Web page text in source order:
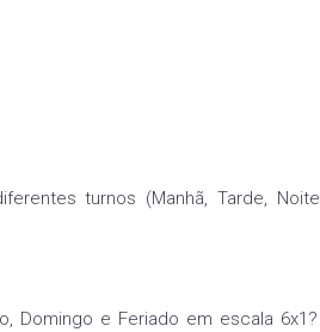
turnos (Manhã, Tarde, Noite
Domingo e Feriado em escala 6x1?